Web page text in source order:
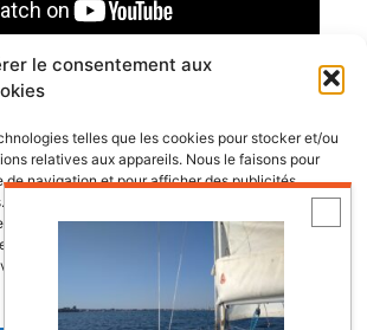
le consentement aux
telles que les cookies pour stocker et/ou
relatives aux appareils. Nous le faisons pour
de navigation et pour afficher des publicités
Consentir à ces technologies nous autorisera à
que le comportement de navigation ou les ID
fait de ne pas consentir ou de retirer son
un effet négatif sur certaines fonctonnalités et
de Mers&Bateaux
bateaux
5,8m
(Gironde; France)